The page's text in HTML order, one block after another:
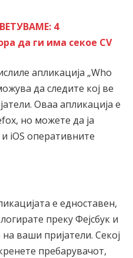
4
да ги има секое CV
апликација „Who
да следите кој ве
Оваа апликација е
но можете да ја
iOS оперативните
е едноставен,
преку Фејсбук и
ваши пријатели. Секој
пребарувачот,